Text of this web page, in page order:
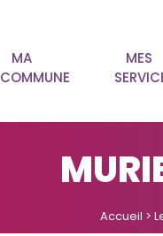
MA
COMMUNE
MES
Accueil >